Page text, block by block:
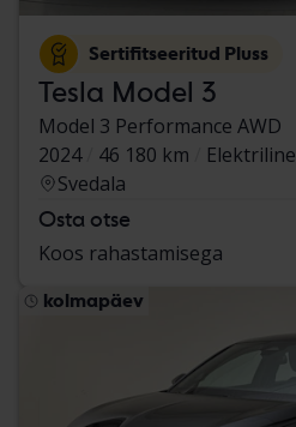
Sertifitseeritud Pluss
Tesla Model 3
Model 3 Performance AWD
2024
46 180 km
Elektriline
Svedala
Osta otse
Koos rahastamisega
kolmapäev